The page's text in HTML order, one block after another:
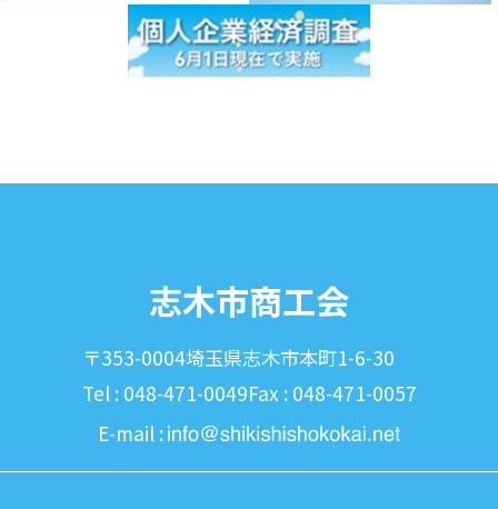
志木市商工会
〒353-0004埼玉県志木市本町1-6-30
Tel : 048-471-0049Fax : 048-471-0057
E-mail :